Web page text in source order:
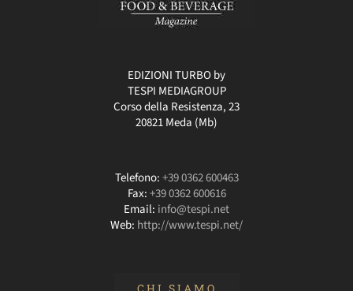
EDIZIONI TURBO by
TESPI MEDIAGROUP
Corso della Resistenza, 23
20821 Meda (Mb)
Telefono:+39 0362 600463
Fax:+39 0362 600616
Email: info@tespi.net
Web: http://www.tespi.net/